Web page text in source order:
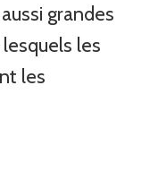
grandes
les
les